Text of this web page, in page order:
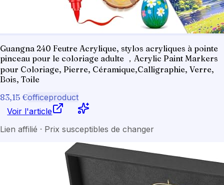
Guangna 240 Feutre Acrylique, stylos acryliques à pointe
pinceau pour le coloriage adulte ，Acrylic Paint Markers
pour Coloriage, Pierre, Céramique,Calligraphie, Verre,
Bois, Toile
83,15 €officeproduct
Voir l'article
Lien affilié · Prix susceptibles de changer